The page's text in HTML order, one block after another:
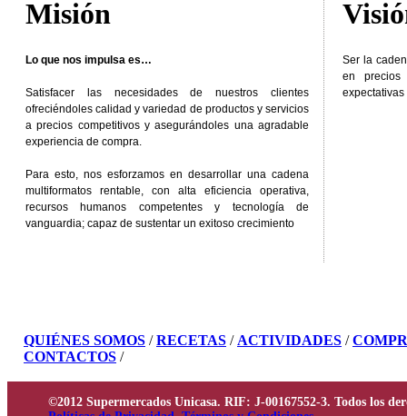
Misión
Lo que nos impulsa es…
Satisfacer las necesidades de nuestros clientes
ofreciéndoles calidad y variedad de productos y servicios
a precios competitivos y asegurándoles una agradable
experiencia de compra.
Para esto, nos esforzamos en desarrollar una cadena
multiformatos rentable, con alta eficiencia operativa,
recursos humanos competentes y tecnología de
vanguardia; capaz de sustentar un exitoso crecimiento
Ser la
en
QUIÉNES SOMOS /RECETAS / ACTIVIDADES /
CONTACTOS /
©2012 Supermercados Unicasa. RIF: J-00167552-3. Todos los